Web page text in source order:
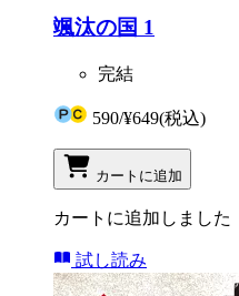
颯汰の国 1
完結
590/¥649(税込)
カートに追加
カートに追加しました
試し読み